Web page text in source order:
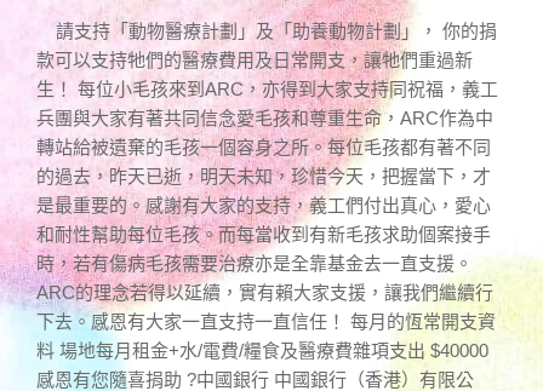
請支持「動物醫療計劃」及「助養動物計劃」， 你的捐
款可以支持牠們的醫療費用及日常開支，讓牠們重過新
生！ 每位小毛孩來到ARC，亦得到大家支持同祝福，義工
兵團與大家有著共同信念愛毛孩和尊重生命，ARC作為中
轉站給被遺棄的毛孩一個容身之所。每位毛孩都有著不同
的過去，昨天已逝，明天未知，珍惜今天，把握當下，才
是最重要的。感謝有大家的支持，義工們付出真心，愛心
和耐性幫助每位毛孩。而每當收到有新毛孩求助個案接手
時，若有傷病毛孩需要治療亦是全靠基金去一直支援。
ARC的理念若得以延續，實有賴大家支援，讓我們繼續行
下去。感恩有大家一直支持一直信任！ 每月的恆常開支資
料 場地每月租金+水/電費/糧食及醫療費雜項支出 $40000
感恩有您隨喜捐助 ?中國銀行 中國銀行（香港）有限公